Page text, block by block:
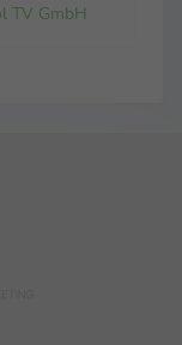
TV GmbH